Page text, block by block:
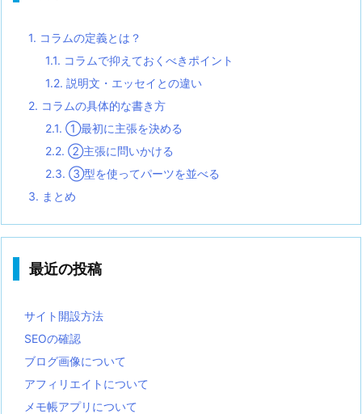
1. コラムの定義とは？
1.1. コラムで抑えておくべきポイント
1.2. 説明文・エッセイとの違い
2. コラムの具体的な書き方
2.1. ①最初に主張を決める
2.2. ②主張に問いかける
2.3. ③型を使ってパーツを並べる
3. まとめ
最近の投稿
サイト開設方法
SEOの確認
ブログ画像について
アフィリエイトについて
メモ帳アプリについて